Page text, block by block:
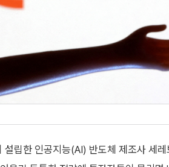
설립한 인공지능(AI) 반도체 제조사 세